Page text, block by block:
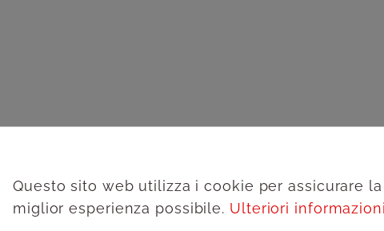
Questo sito web utilizza i cookie per assicurare la
miglior esperienza possibile. Ulteriori